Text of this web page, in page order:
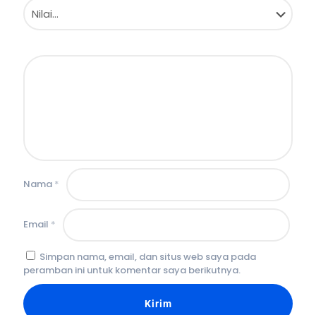
Nama *
Email *
Simpan nama, email, dan situs web saya pada
peramban ini untuk komentar saya berikutnya.